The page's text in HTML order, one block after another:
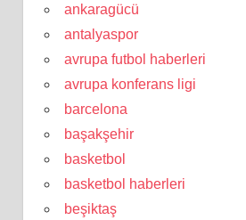
ankaragücü
antalyaspor
avrupa futbol haberleri
avrupa konferans ligi
barcelona
başakşehir
basketbol
basketbol haberleri
beşiktaş